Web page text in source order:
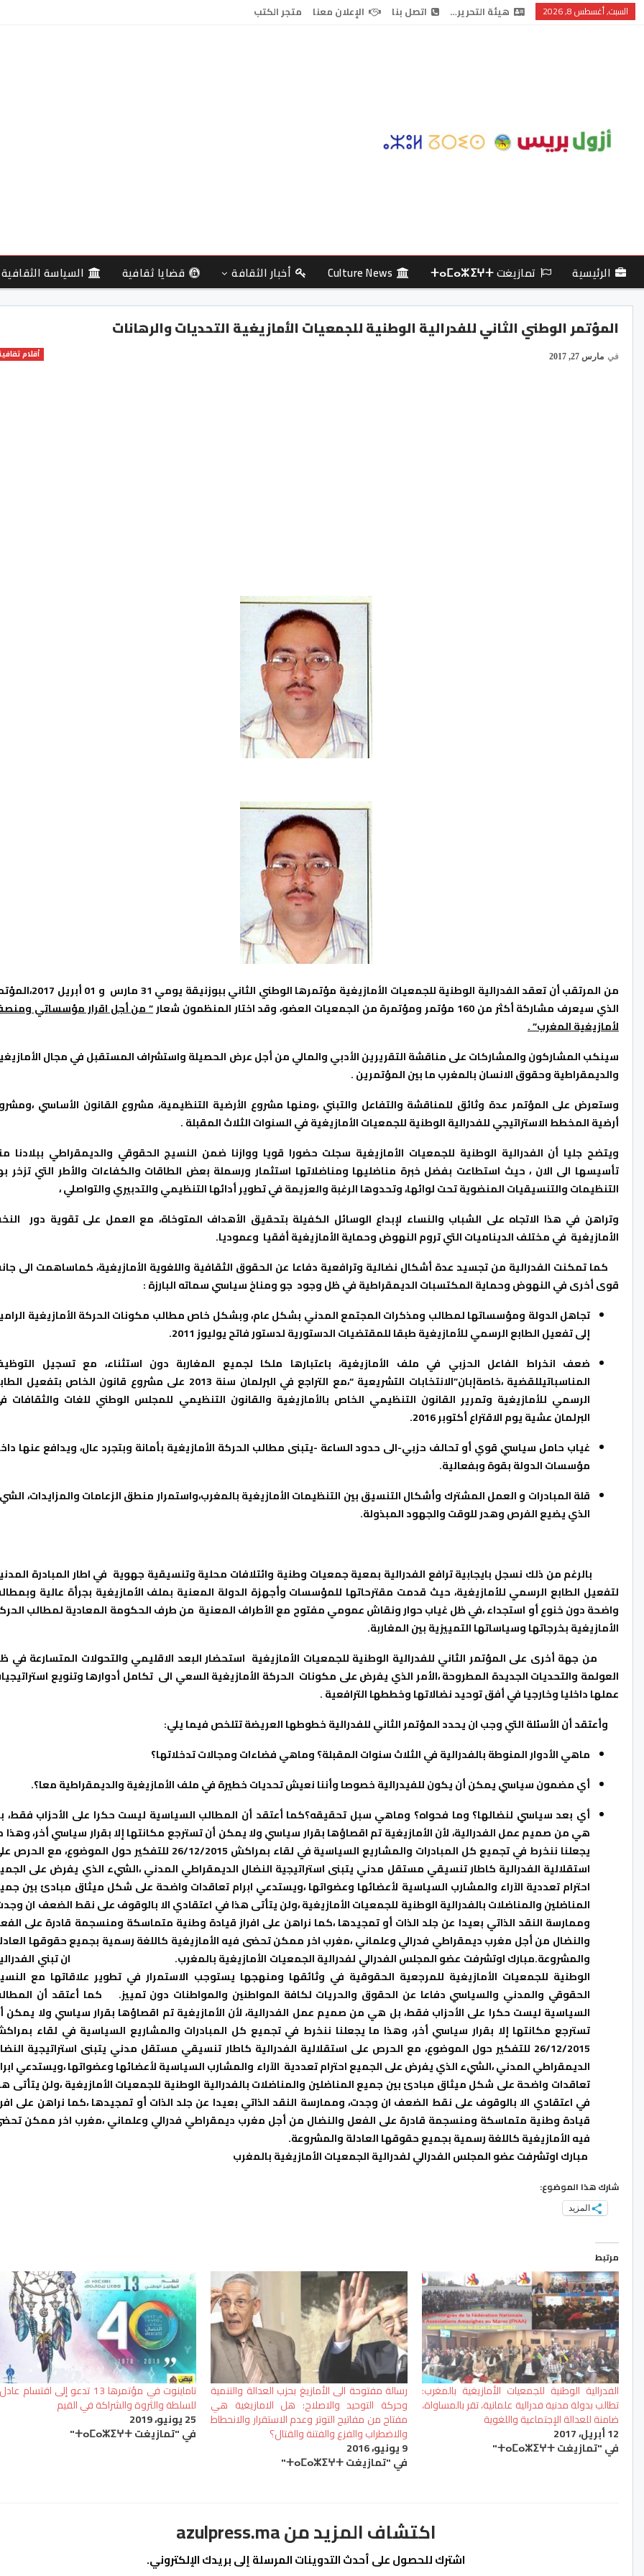
السبت, أغسطس 8, 2026 هيئة التحرير… اتصل بنا الإعلان معنا متجر الكتب
الرئيسية تمازيغت ⵜⴰⵎⴰⵣⵉⵖⵜ Culture News أخبار الثقافة قضايا ثقافية السياسة الثقافية
المؤتمر الوطني الثاني للفدرالية الوطنية للجمعيات الأمازيغية التحديات والرهانات
أقلام في مارس 27, 2017
من المرتقب أن تعقد الفدرالية الوطنية للجمعيات الأمازيغية مؤتمرها الوطني الثاني ببوزنيقة
الذي سيعرف مشاركة أكثر من160 مؤتمر ومؤتمرة من الجمعيات العضو، وقد اختار المنظمون شعار” من أجل اقرار مؤسساتي
لأمازيغية المغرب” .
سينكب المشاركون والمشاركات على مناقشة التقريرين الأدبي والمالي من أجل عرض الحصيلة واستشراف المستقبل في مجال
والديمقراطية وحقوق الانسان بالمغرب ما بين المؤتمرين .
وستعرض على المؤتمر عدة وثائق للمناقشة والتفاعل والتبني ،ومنها مشروع الأرضية التنظيمية، مشروع القانون الأساسي
أرضية المخطط الاستراتيجي للفدرالية الوطنية للجمعيات الأمازيغية في السنوات الثلاث المقبلة .
ويتضح جليا أن الفدرالية الوطنية للجمعيات الأمازيغية سجلت حضورا قويا ووازنا ضمن النسيج الحقوقي والديمقراطي ببلادنا
تأسيسها الى الان ، حيث استطاعت بفضل خبرة مناضليها ومناضلاتها استثمار ورسملة بعض الطاقات والكفاءات والأطر التي تزخر
التنظيمات والتنسيقيات المنضوية تحت لوائها، وتحدوها الرغبة والعزيمة في تطوير أدائها التنظيمي والتدبيري والتواصلي ،
وتراهن في هذا الاتجاه على الشباب والنساء لإبداع الوسائل الكفيلة بتحقيق الأهداف المتوخاة، مع العمل على تقوية دور
الأمازيغية في مختلف الديناميات التي تروم النهوض وحماية الأمازيغية أفقيا وعموديا.
كما تمكنت الفدرالية من تجسيد عدة أشكال نضالية وترافعية دفاعا عن الحقوق الثقافية واللغوية الأمازيغية، كماساهمت الى
قوى أخرى في النهوض وحماية المكتسبات الديمقراطية في ظل وجود جو ومناخ سياسيسماته البارزة :
تجاهل الدولة ومؤسساتها لمطالب ومذكرات المجتمع المدني بشكل عام، وبشكل خاص مطالب مكونات الحركة الأمازيغية
إلى تفعيل الطابع الرسمي للأمازيغية طبقا للمقتضيات الدستورية لدستور فاتح يوليوز 2011.
ضعف انخراط الفاعل الحزبي في ملف الأمازيغية، باعتبارها ملكا لجميع المغاربة دون استثناء، مع تسجيل
المناسباتيللقضية ،خاصةإبان”الانتخابات التشريعية “،مع التراجع في البرلمان سنة 2013 على مشروع قانون الخاص بتفعيل
الرسمي للأمازيغية وتمرير القانون التنظيمي الخاص بالأمازيغية والقانون التنظيمي للمجلس الوطني للغات والثقافات
البرلمان عشية يوم الاقتراع أكتوبر 2016.
غياب حامل سياسي قوي أو تحالف حزبي-الى حدود الساعة -يتبنى مطالب الحركة الأمازيغية بأمانة وبتجرد عال، ويدافع عنها
مؤسسات الدولة بقوة وبفعالية.
قلة المبادرات و العمل المشترك وأشكال التنسيق بين التنظيمات الأمازيغية بالمغرب،واستمرار منطق الزعامات والمزايدات،
الذي يضيع الفرص وهدر للوقت والجهود المبذولة.
بالرغم من ذلك نسجل بايجابية ترافع الفدرالية بمعية جمعيات وطنية وائتلافات محلية وتنسيقية جهوية في اطار المبادرة
لتفعيل الطابع الرسمي للأمازيغية، حيث قدمت مقترحاتها للمؤسسات وأجهزة الدولة المعنية بملف الأمازيغية بجرأة عالية
واضحة دون خنوع أو استجداء ،في ظل غياب حوار ونقاش عمومي مفتوح مع الأطراف المعنية من طرف الحكومة المعادية لمطالب
الأمازيغية بخرجاتها وسياساتها التمييزية بين المغاربة.
من جهة أخرى على المؤتمر الثاني للفدرالية الوطنية للجمعيات الأمازيغية استحضار البعد الاقليمي والتحولات المتسارعة في
العولمة والتحديات الجديدة المطروحة ،الأمر الذي يفرض على مكونات الحركة الأمازيغية السعي الى تكامل أدوارها وتنويع
عملها داخليا وخارجيا في أفق توحيد نضالاتها وخططها الترافعية .
وأعتقد أن الأسئلة التي وجب ان يحدد المؤتمر الثاني للفدرالية خطوطها العريضة تتلخص فيما يلي:
ماهي الأدوار المنوطة بالفدرالية في الثلاث سنوات المقبلة؟ وماهي فضاءات ومجالات تدخلاتها؟
أي مضمون سياسي يمكن أن يكون للفيدرالية خصوصا وأننا نعيش تحديات خطيرة في ملف الأمازيغية والديمقراطية معا؟.
أي بعد سياسي لنضالها؟ وما فحواه؟ وماهي سبل تحقيقه؟كما أعتقد أن المطالب السياسية ليست حكرا على الأحزاب فقط،
هي من صميم عمل الفدرالية، لأن الأمازيغية تم اقصاؤها بقرار سياسي ولا يمكن أن تسترجع مكانتها إلا بقرار سياسي أخر، وهذا
يجعلنا ننخرط في تجميع كل المبادرات والمشاريع السياسية في لقاء بمراكش 26/12/2015 للتفكير حول الموضوع، مع
استقلالية الفدرالية كاطار تنسيقي مستقل مدني يتبنى استراتيجية النضال الديمقراطي المدني ،الشيء الذي يفرض على
احترام تعددية الآراء والمشارب السياسية لأعضائها وعضواتها ،ويستدعي ابرام تعاقدات واضحة على شكل ميثاق مبادئ بين
المناضلين والمناضلات بالفدرالية الوطنية للجمعيات الأمازيغية ،ولن يتأتى هذا في اعتقادي الا بالوقوف على نقط الضعف ان
وممارسة النقد الذاتي بعيدا عن جلد الذات أو تمجيدها ،كما نراهن على افراز قيادة وطنية متماسكة ومنسجمة قادرة على
والنضال من أجل مغرب ديمقراطي فدرالي وعلماني ،مغرب اخر ممكن تحضى فيه الأمازيغية كاللغة رسمية بجميع حقوقها
والمشروعة.مبارك اوتشرفت عضو المجلس الفدرالي لفدرالية الجمعيات الأمازيغية بالمغرب.
ان تبني
الوطنية للجمعيات الأمازيغية للمرجعية الحقوقية في وثائقها ومنهجها يستوجب الاستمرار في تطوير علاقاتها مع
الحقوقي والمدني والسياسي دفاعا عن الحقوق والحريات لكافة المواطنين والمواطنات دون تمييز. كما أعتقد أن
السياسية ليست حكرا على الأحزاب فقط، بل هي من صميم عمل الفدرالية، لأن الأمازيغية تم اقصاؤها بقرار سياسي ولا يمكن
تسترجع مكانتها إلا بقرار سياسي أخر، وهذا ما يجعلنا ننخرط في تجميع كل المبادرات والمشاريع السياسية في لقاء
26/12/2015 للتفكير حول الموضوع، مع الحرص على استقلالية الفدرالية كاطار تنسيقي مستقل مدني يتبنى استراتيجية
الديمقراطي المدني ،الشيء الذي يفرض على الجميع احترام تعددية الآراء والمشارب السياسية لأعضائها وعضواتها ،ويستدعي
تعاقدات واضحة على شكل ميثاق مبادئ بين جميع المناضلين والمناضلات بالفدرالية الوطنية للجمعيات الأمازيغية ،ولن يتأتى
في اعتقادي الا بالوقوف على نقط الضعف ان وجدت، وممارسة النقد الذاتي بعيدا عن جلد الذات أو تمجيدها ،كما نراهن على
قيادة وطنية متماسكة ومنسجمة قادرة على الفعل والنضال من أجل مغرب ديمقراطي فدرالي وعلماني ،مغرب اخر ممكن
فيه الأمازيغية كاللغة رسمية بجميع حقوقها العادلة والمشروعة.
مبارك اوتشرفت عضو المجلس الفدرالي لفدرالية الجمعيات الأمازيغية بالمغرب
شارك هذا الموضوع:
المزيد
مرتبط
الفدرالية الوطنية للجمعيات الأمازيغية بالمغرب:
تطالب بدولة مدنية فدرالية علمانية، تقر بالمساواة،
ضامنة للعدالة الإجتماعية واللغوية
12 أبريل، 2017
في "تمازيغت ⵜⴰⵎⴰⵣⵉⵖⵜ"
رسالة مفتوحة الى الأمازيغ بحزب العدالة والتنمية
وحركة التوحيد والاصلاح: هل الامازيغية هي
مفتاح من مفاتيح التوتر وعدم الاستقرار والانحطاط
والاضطراب والفزع والفتنة والقتال؟
9 يونيو، 2016
في "تمازيغت ⵜⴰⵎⴰⵣⵉⵖⵜ"
تاماينوت في مؤتمرها 13 تدعو إلى اقتسام عادل
للسلطة والثروة والشراكة في القيم
25 يونيو، 2019
في "تمازيغت ⵜⴰⵎⴰⵣⵉⵖⵜ"
اكتشاف المزيد من azulpress.ma
اشترك للحصول على أحدث التدوينات المرسلة إلى بريدك الإلكتروني.